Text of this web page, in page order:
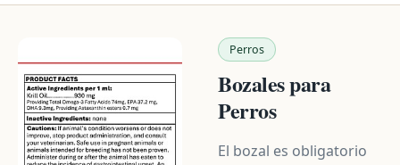
Perros
Bozales para
Perros
El bozal es obligatorio